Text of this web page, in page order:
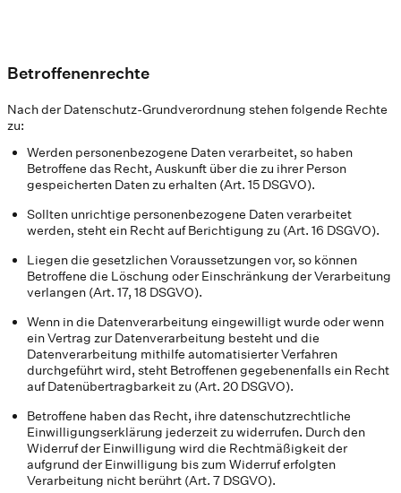
Betroffenenrechte
Nach der Datenschutz-Grundverordnung stehen folgende Rechte
zu:
Werden personenbezogene Daten verarbeitet, so haben
Betroffene das Recht, Auskunft über die zu ihrer Person
gespeicherten Daten zu erhalten (Art. 15 DSGVO).
Sollten unrichtige personenbezogene Daten verarbeitet
werden, steht ein Recht auf Berichtigung zu (Art. 16 DSGVO).
Liegen die gesetzlichen Voraussetzungen vor, so können
Betroffene die Löschung oder Einschränkung der Verarbeitung
verlangen (Art. 17, 18 DSGVO).
Wenn in die Datenverarbeitung eingewilligt wurde oder wenn
ein Vertrag zur Datenverarbeitung besteht und die
Datenverarbeitung mithilfe automatisierter Verfahren
durchgeführt wird, steht Betroffenen gegebenenfalls ein Recht
auf Datenübertragbarkeit zu (Art. 20 DSGVO).
Betroffene haben das Recht, ihre datenschutzrechtliche
Einwilligungserklärung jederzeit zu widerrufen. Durch den
Widerruf der Einwilligung wird die Rechtmäßigkeit der
aufgrund der Einwilligung bis zum Widerruf erfolgten
Verarbeitung nicht berührt (Art. 7 DSGVO).